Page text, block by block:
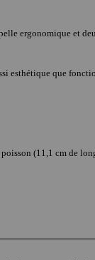
ergonomique et
esthétique que
(11,1 cm de